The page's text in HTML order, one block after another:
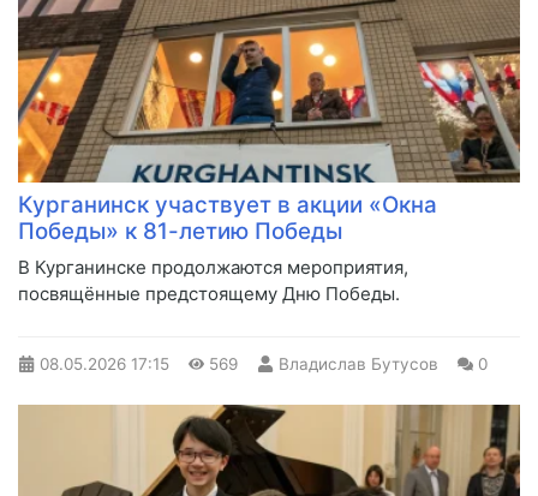
Курганинск участвует в акции «Окна
Победы» к 81-летию Победы
В Курганинске продолжаются мероприятия,
посвящённые предстоящему Дню Победы.
08.05.2026 17:15 569 Владислав Бутусов 0